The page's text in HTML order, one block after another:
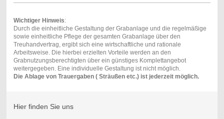
Wichtiger Hinweis:
Durch die einheitliche Gestaltung der Grabanlage und die regelmäßige
sowie einheitliche Pflege der gesamten Grabanlage über den
Treuhandvertrag, ergibt sich eine wirtschaftliche und rationale
Arbeitsweise. Die hierbei erzielten Vorteile werden an den
Grabnutzungsberechtigten über ein günstiges Komplettangebot
weitergegeben. Eine individuelle Gestaltung ist nicht möglich.
Die Ablage von Trauergaben ( Sträußen etc.) ist jederzeit möglich.
Hier finden Sie uns